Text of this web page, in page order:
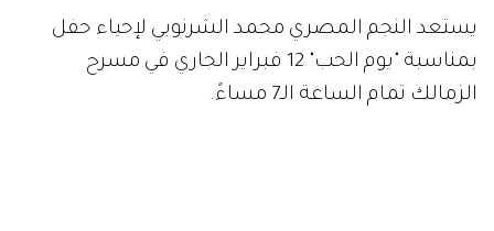
يستعد النجم المصري محمد الشرنوبي لإحياء حفل
بمناسبة "يوم الحب" 12 فبراير الجاري في مسرح
الزمالك تمام الساعة الـ7 مساءً.